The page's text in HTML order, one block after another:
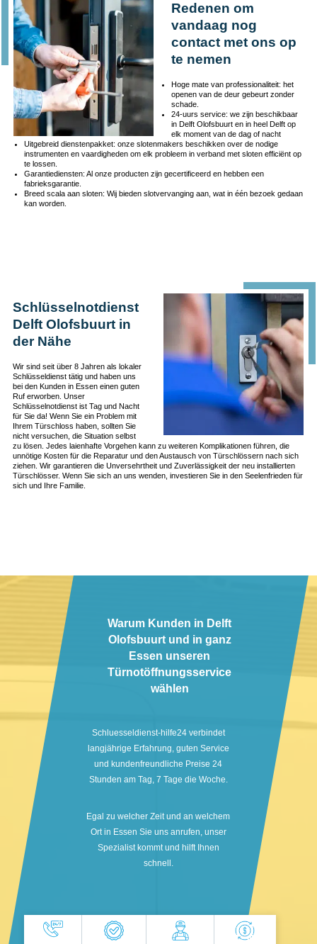
Redenen om
vandaag nog
contact met ons op
te nemen
Hoge mate van professionaliteit: het
openen van de deur gebeurt zonder
schade.
24-uurs service: we zijn beschikbaar
in Delft Olofsbuurt en in heel Delft op
elk moment van de dag of nacht
Uitgebreid dienstenpakket: onze slotenmakers beschikken over de nodige
instrumenten en vaardigheden om elk probleem in verband met sloten efficiënt op
te lossen.
Garantiediensten: Al onze producten zijn gecertificeerd en hebben een
fabrieksgarantie.
Breed scala aan sloten: Wij bieden slotvervanging aan, wat in één bezoek gedaan
kan worden.
Schlüsselnotdienst
Delft Olofsbuurt in
der Nähe
Wir sind seit über 8 Jahren als lokaler
Schlüsseldienst tätig und haben uns
bei den Kunden in Essen einen guten
Ruf erworben. Unser
Schlüsselnotdienst ist Tag und Nacht
für Sie da! Wenn Sie ein Problem mit
Ihrem Türschloss haben, sollten Sie
nicht versuchen, die Situation selbst
zu lösen. Jedes laienhafte Vorgehen kann zu weiteren Komplikationen führen, die
unnötige Kosten für die Reparatur und den Austausch von Türschlössern nach sich
ziehen. Wir garantieren die Unversehrtheit und Zuverlässigkeit der neu installierten
Türschlösser. Wenn Sie sich an uns wenden, investieren Sie in den Seelenfrieden für
sich und Ihre Familie.
Warum Kunden in Delft
Olofsbuurt und in ganz
Essen unseren
Türnotöffnungsservice
wählen
Schluesseldienst-hilfe24 verbindet
langjährige Erfahrung, guten Service
und kundenfreundliche Preise 24
Stunden am Tag, 7 Tage die Woche.
Egal zu welcher Zeit und an welchem
Ort in Essen Sie uns anrufen, unser
Spezialist kommt und hilft Ihnen
schnell.